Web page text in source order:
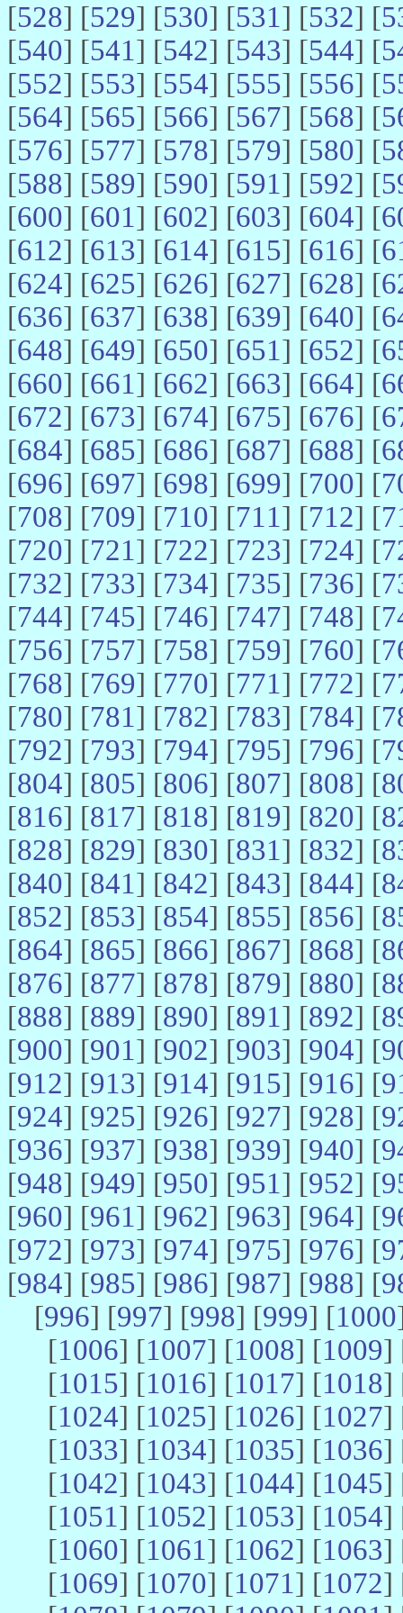
[528] [529] [530] [531] [532] [
[540] [541] [542] [543] [544] [
[552] [553] [554] [555] [556] [
[564] [565] [566] [567] [568] [
[576] [577] [578] [579] [580] [
[588] [589] [590] [591] [592] [
[600] [601] [602] [603] [604] [
[612] [613] [614] [615] [616] [
[624] [625] [626] [627] [628] [
[636] [637] [638] [639] [640] [
[648] [649] [650] [651] [652] [
[660] [661] [662] [663] [664] [
[672] [673] [674] [675] [676] [
[684] [685] [686] [687] [688] [
[696] [697] [698] [699] [700] [
[708] [709] [710] [711] [712] [
[720] [721] [722] [723] [724] [
[732] [733] [734] [735] [736] [
[744] [745] [746] [747] [748] [
[756] [757] [758] [759] [760] [
[768] [769] [770] [771] [772] [
[780] [781] [782] [783] [784] [
[792] [793] [794] [795] [796] [
[804] [805] [806] [807] [808] [
[816] [817] [818] [819] [820] [
[828] [829] [830] [831] [832] [
[840] [841] [842] [843] [844] [
[852] [853] [854] [855] [856] [
[864] [865] [866] [867] [868] [
[876] [877] [878] [879] [880] [
[888] [889] [890] [891] [892] [
[900] [901] [902] [903] [904] [
[912] [913] [914] [915] [916] [
[924] [925] [926] [927] [928] [
[936] [937] [938] [939] [940] [
[948] [949] [950] [951] [952] [
[960] [961] [962] [963] [964] [
[972] [973] [974] [975] [976] [
[984] [985] [986] [987] [988] [
[996] [997] [998] [999] [1000
[1006] [1007] [1008] [1009]
[1015] [1016] [1017] [1018]
[1024] [1025] [1026] [1027]
[1033] [1034] [1035] [1036]
[1042] [1043] [1044] [1045]
[1051] [1052] [1053] [1054]
[1060] [1061] [1062] [1063]
[1069] [1070] [1071] [1072]